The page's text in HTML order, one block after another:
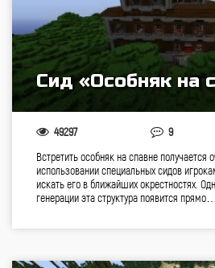
Сид «Особняк на
49297 9
Встретить особняк на спавне получается
использовании специальных сидов
искать его в ближайших окрестностях.
генерации эта структура появится прямо…